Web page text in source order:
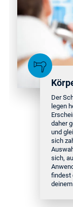
Der
legen
daher
und
sich
sich,
findest